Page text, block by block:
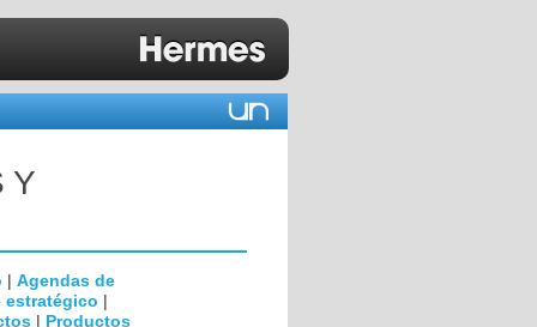
Y
| Agendas de
estratégico |
| Productos